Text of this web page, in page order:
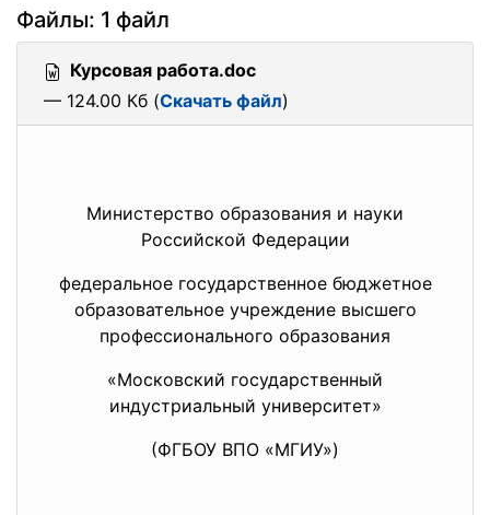
Файлы: 1 файл
Курсовая работа.doc
— 124.00 Кб (Скачать файл)
Министерство образования и науки
Российской Федерации
федеральное государственное бюджетное
образовательное учреждение высшего
профессионального образования
«Московский государственный
индустриальный университет»
(ФГБОУ ВПО «МГИУ»)